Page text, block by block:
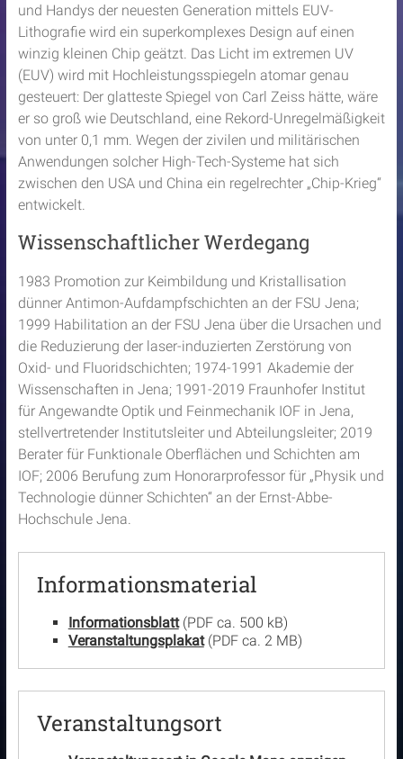
und Handys der neuesten Generation mittels EUV-
Lithografie wird ein superkomplexes Design auf einen
winzig kleinen Chip geätzt. Das Licht im extremen UV
(EUV) wird mit Hochleistungsspiegeln atomar genau
gesteuert: Der glatteste Spiegel von Carl Zeiss hätte, wäre
er so groß wie Deutschland, eine Rekord-Unregelmäßigkeit
von unter 0,1 mm. Wegen der zivilen und militärischen
Anwendungen solcher High-Tech-Systeme hat sich
zwischen den USA und China ein regelrechter „Chip-Krieg“
entwickelt.
Wissenschaftlicher Werdegang
1983 Promotion zur Keimbildung und Kristallisation
dünner Antimon-Aufdampfschichten an der FSU Jena;
1999 Habilitation an der FSU Jena über die Ursachen und
die Reduzierung der laser-induzierten Zerstörung von
Oxid- und Fluoridschichten; 1974-1991 Akademie der
Wissenschaften in Jena; 1991-2019 Fraunhofer Institut
für Angewandte Optik und Feinmechanik IOF in Jena,
stellvertretender Institutsleiter und Abteilungsleiter; 2019
Berater für Funktionale Oberflächen und Schichten am
IOF; 2006 Berufung zum Honorarprofessor für „Physik und
Technologie dünner Schichten“ an der Ernst-Abbe-
Hochschule Jena.
Informationsmaterial
Informationsblatt(PDF ca. 500 kB)
Veranstaltungsplakat(PDF ca. 2 MB)
Veranstaltungsort